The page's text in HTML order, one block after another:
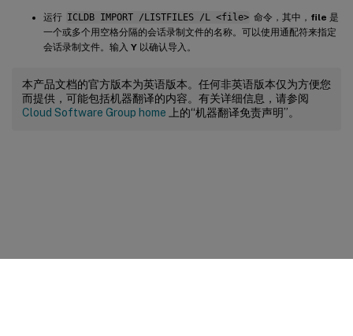
运行 ICLDB IMPORT /LISTFILES /L <file> 命令，其中， file 是
一个或多个用空格分隔的会话录制文件的名称。可以使用通配符来指定
会话录制文件。输入 Y 以确认导入。
本产品文档的官方版本为英语版本。任何非英语版本仅为方便您
而提供，可能包括机器翻译的内容。有关详细信息，请参阅
Cloud Software Group home 上的“机器翻译免责声明”。